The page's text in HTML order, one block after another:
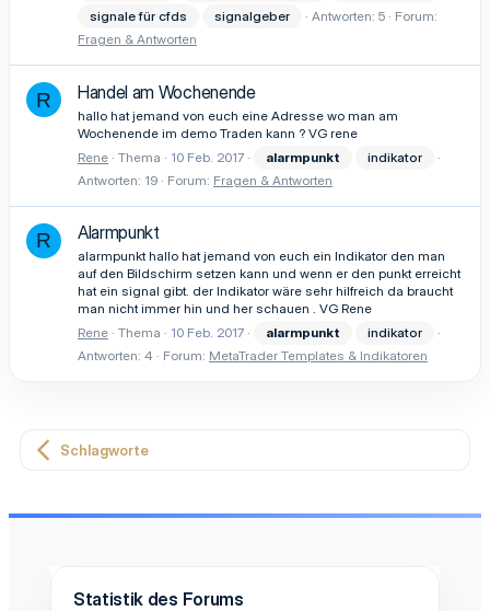
signale für cfds
signalgeber Antworten: 5
Forum:
Fragen & Antworten
R Handel am Wochenende
hallo hat jemand von euch eine Adresse wo man am
Wochenende im demo Traden kann ? VG rene
Rene Thema 10 Feb. 2017 alarmpunkt
indikator
Antworten: 19
Forum: Fragen & Antworten
R Alarmpunkt
alarmpunkt hallo hat jemand von euch ein Indikator den man
auf den Bildschirm setzen kann und wenn er den punkt erreicht
hat ein signal gibt. der Indikator wäre sehr hilfreich da braucht
man nicht immer hin und her schauen . VG Rene
Rene Thema 10 Feb. 2017 alarmpunkt
indikator
Antworten: 4
Forum: MetaTrader Templates & Indikatoren
Schlagworte
Statistik des Forums